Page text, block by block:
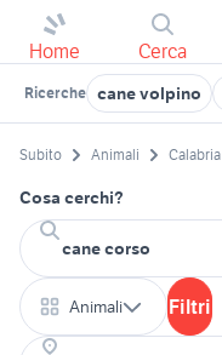
Home Cerca
Ricerche cane volpino
Subito Animali Calabria
Cosa cerchi?
Animali Filtri